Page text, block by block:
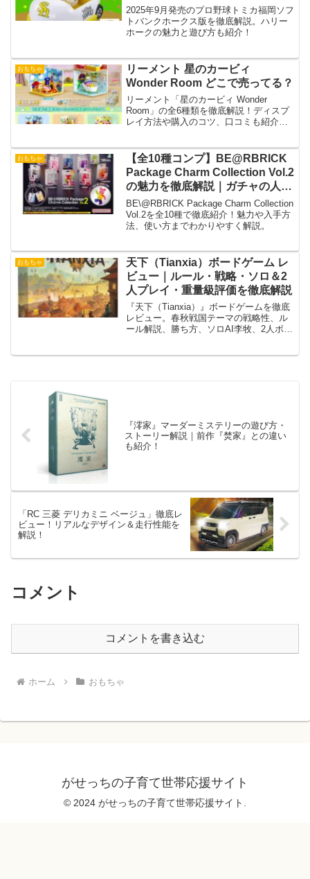
ガイド
2025年9月発売のプロ野球トミカ福岡ソフ
トバンクホークス版を徹底解説。ハリー
ホークの魅力と遊び方も紹介！
おもちゃ
リーメント 星のカービィ
Wonder Room どこで売ってる？
リーメント「星のカービィ Wonder
Room」の全6種類を徹底解説！ディスプ
レイ方法や購入のコツ、口コミも紹介。
おもちゃ
【全10種コンプ】BE@RBRICK
Package Charm Collection Vol.2
の魅力を徹底解説｜ガチャの人気
カラーや入手方法まとめ
BE\@RBRICK Package Charm Collection
Vol.2を全10種で徹底紹介！魅力や入手方
法、使い方までわかりやすく解説。
おもちゃ
天下（Tianxia）ボードゲーム レ
ビュー｜ルール・戦略・ソロ＆2
人プレイ・重量級評価を徹底解説
『天下（Tianxia）』ボードゲームを徹底
レビュー。春秋戦国テーマの戦略性、ル
ール解説、勝ち方、ソロAI李牧、2人ボッ
『澪家』マーダーミステリーの遊び方・
ストーリー解説｜前作『焚家』との違い
も紹介！
「RC 三菱 デリカミニ ベージュ」徹底レ
ビュー！リアルなデザイン＆走行性能を
解説！
コメント
コメントを書き込む
ホーム おもちゃ
がせっちの子育て世帯応援サイト
© 2024 がせっちの子育て世帯応援サイト.